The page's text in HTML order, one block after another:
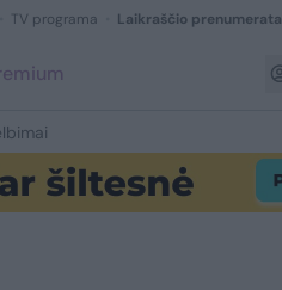
TV programa Laikraščio prenumerata